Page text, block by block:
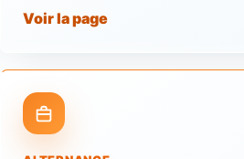
Voir la page